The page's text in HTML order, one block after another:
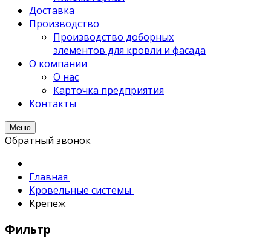
Доставка
Производство
Производство доборных
элементов для кровли и фасада
О компании
О нас
Карточка предприятия
Контакты
Меню
Обратный звонок
Главная
Кровельные системы
Крепёж
Фильтр